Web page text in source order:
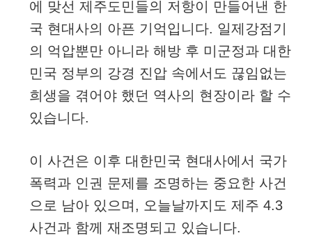
에 맞선 제주도민들의 저항이 만들어낸 한
국 현대사의 아픈 기억입니다. 일제강점기
의 억압뿐만 아니라 해방 후 미군정과 대한
민국 정부의 강경 진압 속에서도 끊임없는
희생을 겪어야 했던 역사의 현장이라 할 수
있습니다.
이 사건은 이후 대한민국 현대사에서 국가
폭력과 인권 문제를 조명하는 중요한 사건
으로 남아 있으며, 오늘날까지도 제주 4.3
사건과 함께 재조명되고 있습니다.